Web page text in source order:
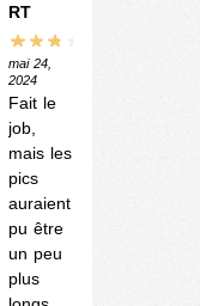
RT
mai 24,
2024
Fait le
job,
mais les
pics
auraient
pu être
un peu
plus